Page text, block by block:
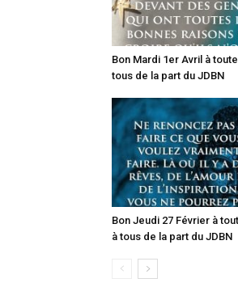
Bon Mardi 1er Avril à
tous de la part du JDBN
Bon Jeudi 27 Février à
à tous de la part du JDBN